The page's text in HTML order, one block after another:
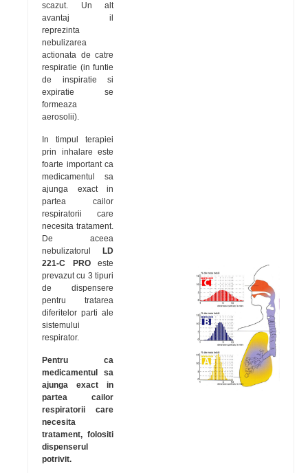
scazut. Un alt
avantaj il
reprezinta
nebulizarea
actionata de catre
respiratie (in funtie
de inspiratie si
expiratie se
formeaza
aerosolii).
In timpul terapiei
prin inhalare este
foarte important ca
medicamentul sa
ajunga exact in
partea cailor
respiratorii care
necesita tratament.
De aceea
nebulizatorul
LD
221-C PRO este
prevazut cu 3 tipuri
de dispensere
pentru tratarea
diferitelor parti ale
sistemului
respirator.
Pentru ca
medicamentul sa
ajunga exact in
partea cailor
respiratorii care
necesita
tratament, folositi
dispenserul
potrivit.